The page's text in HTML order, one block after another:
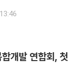
고 지시했다. 취임한
합개발 연합회,